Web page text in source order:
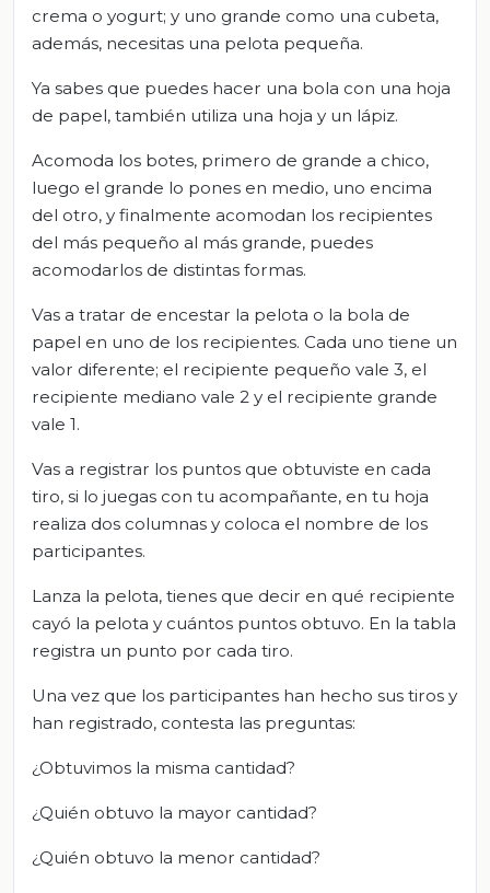
crema o yogurt; y uno grande como una cubeta,
además, necesitas una pelota pequeña.
Ya sabes que puedes hacer una bola con una hoja
de papel, también utiliza una hoja y un lápiz.
Acomoda los botes, primero de grande a chico,
luego el grande lo pones en medio, uno encima
del otro, y finalmente acomodan los recipientes
del más pequeño al más grande, puedes
acomodarlos de distintas formas.
Vas a tratar de encestar la pelota o la bola de
papel en uno de los recipientes. Cada uno tiene un
valor diferente; el recipiente pequeño vale 3, el
recipiente mediano vale 2 y el recipiente grande
vale 1.
Vas a registrar los puntos que obtuviste en cada
tiro, si lo juegas con tu acompañante, en tu hoja
realiza dos columnas y coloca el nombre de los
participantes.
Lanza la pelota, tienes que decir en qué recipiente
cayó la pelota y cuántos puntos obtuvo. En la tabla
registra un punto por cada tiro.
Una vez que los participantes han hecho sus tiros y
han registrado, contesta las preguntas:
¿Obtuvimos la misma cantidad?
¿Quién obtuvo la mayor cantidad?
¿Quién obtuvo la menor cantidad?